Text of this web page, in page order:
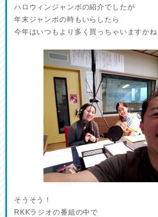
ハロウィンジャンボの紹介でしたが
年末ジャンボの時もいらしたら
今年はいつもより多く買っちゃいますかね
そうそう！
RKKラジオの番組の中で